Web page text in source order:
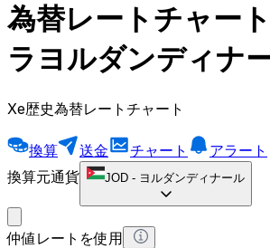
為替レートチャー
ラヨルダンディナ
Xe歴史為替レートチャート
換算 送金 チャート
アラート
換算元通貨
JOD - ヨルダンディナール
仲値レートを使用